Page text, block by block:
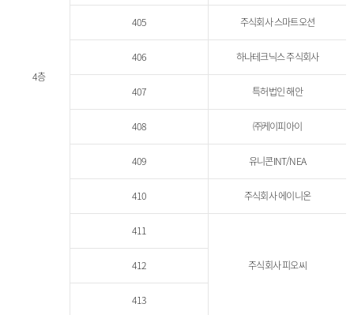
4층
405 주식회사 스마트오션
406 하나테크닉스 주식회사
407 특허법인 해안
408 ㈜케이피아이
409 유니콘INT/NEA
410 주식회사 에이니온
411
주식회사 피오씨
412
413